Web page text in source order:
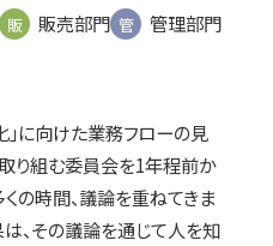
販 販売部門 管 管理部門
に向けた業務フローの見
り組む委員会を1年程前か
の時間、議論を重ねてきま
、その議論を通じて人を知